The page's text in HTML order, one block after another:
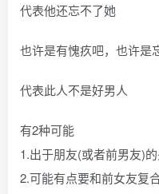
代表他还忘不了她
也许是有愧疚吧，也许是
代表此人不是好男人
有2种可能
1.出于朋友(或者前男友)
2.可能有点要和前女友复